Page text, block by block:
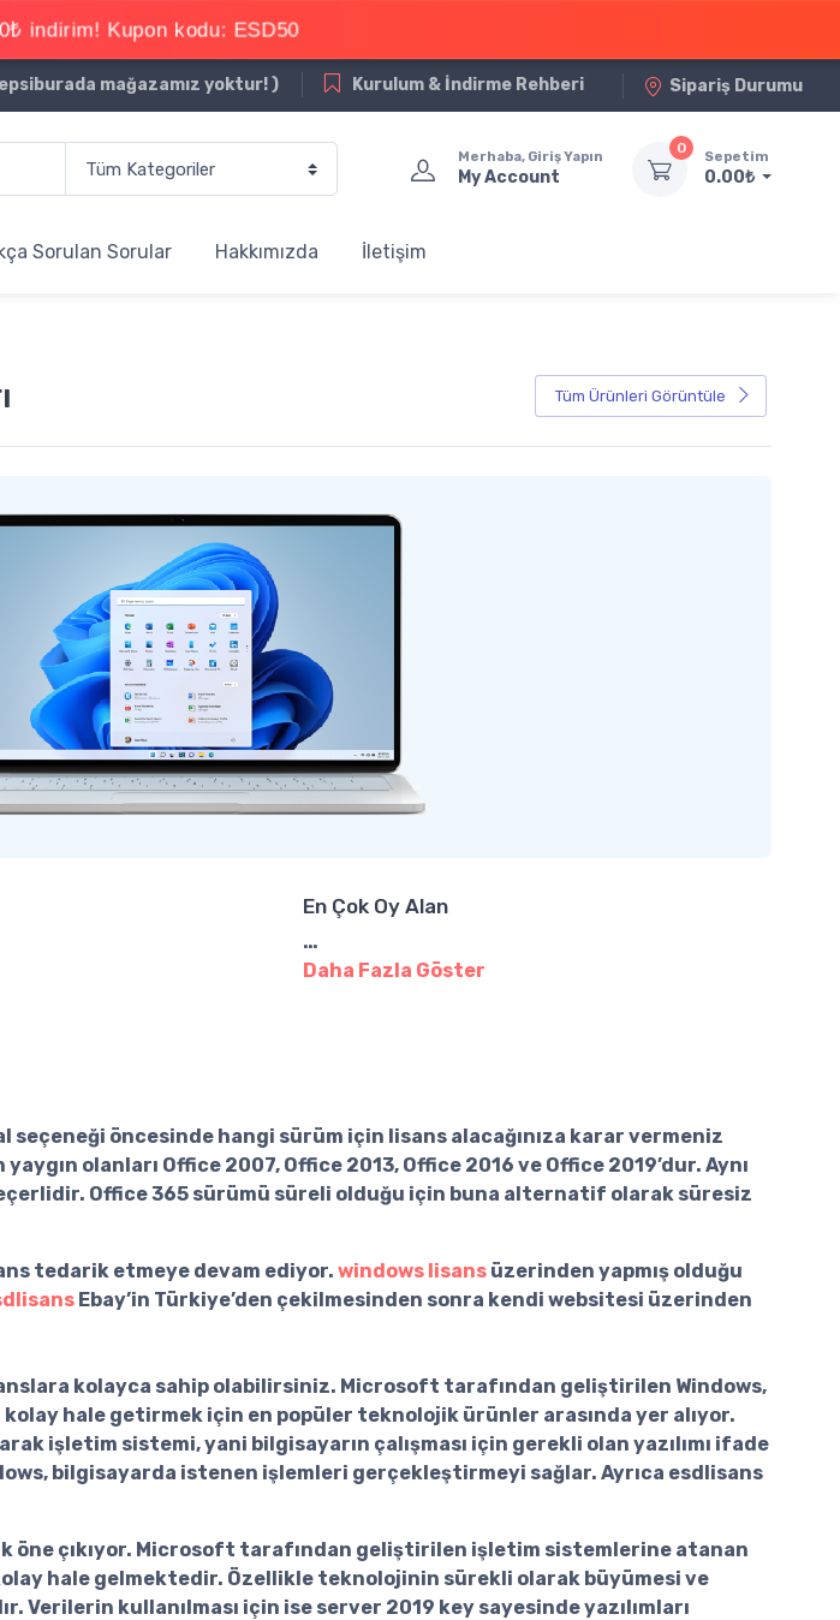
mağazamız yoktur!) Kurulum & İndirme Rehberi Sipariş Durumu
Merhaba, Giriş Yapın
My Account
0
Sepetim
0.00₺
Sorulan Sorular Hakkımızda İletişim
Tüm Ürünleri Görüntüle
En Çok Oy Alan
…
Daha Fazla Göster
seçeneği öncesinde hangi sürüm için lisans alacağınıza karar vermeniz
olanları Office 2007, Office 2013, Office 2016 ve Office 2019’dur. Aynı
Office 365 sürümü süreli olduğu için buna alternatif olarak süresiz
tedarik etmeye devam ediyor. windows lisans üzerinden yapmış olduğu
Ebay’in Türkiye’den çekilmesinden sonra kendi websitesi üzerinden
kolayca sahip olabilirsiniz. Microsoft tarafından geliştirilen Windows,
hale getirmek için en popüler teknolojik ürünler arasında yer alıyor.
işletim sistemi, yani bilgisayarın çalışması için gerekli olan yazılımı ifade
bilgisayarda istenen işlemleri gerçekleştirmeyi sağlar. Ayrıca esdlisans
öne çıkıyor. Microsoft tarafından geliştirilen işletim sistemlerine atanan
hale gelmektedir. Özellikle teknolojinin sürekli olarak büyümesi ve
Verilerin kullanılması için ise server 2019 key sayesinde yazılımları